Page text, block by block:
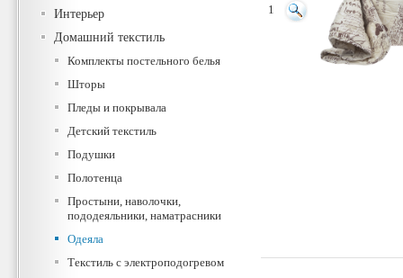
Интерьер
Домашний текстиль
Комплекты постельного белья
Шторы
Пледы и покрывала
Детский текстиль
Подушки
Полотенца
Простыни, наволочки,
пододеяльники, наматрасники
Одеяла
Текстиль с электроподогревом
1